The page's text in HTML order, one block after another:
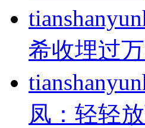
希收埋过
凤：轻轻